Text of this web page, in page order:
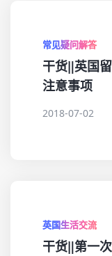
常见疑问解答
干货‖英国
注意事项
2018-07-02
英国生活交流
干货‖第一